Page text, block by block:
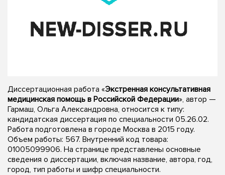
Диссертационная работа «Экстренная консультативная
медицинская помощь в Российской Федерации», автор —
Гармаш, Ольга Александровна, относится к типу:
кандидатская диссертация по специальности 05.26.02.
Работа подготовлена в городе Москва в 2015 году.
Объем работы: 567. Внутренний код товара:
01005099906. На странице представлены основные
сведения о диссертации, включая название, автора, год,
город, тип работы и шифр специальности.